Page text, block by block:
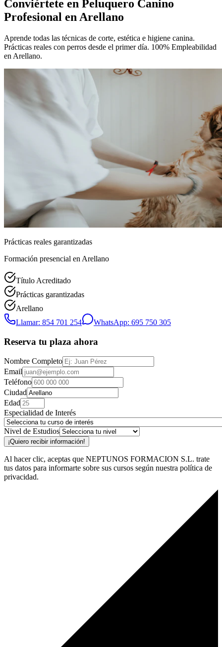
Conviértete en Peluquero Canino
Profesional en Arellano
Aprende todas las técnicas de corte, estética e higiene canina.
Prácticas reales con perros desde el primer día. 100% Empleabilidad
en Arellano.
Prácticas reales garantizadas
Formación presencial en Arellano
Título Acreditado
Prácticas garantizadas
Arellano
Llamar: 854 701 254
WhatsApp: 695 750 305
Reserva tu plaza ahora
Nombre Completo
Email
Teléfono
Ciudad
Edad
Especialidad de Interés
Nivel de Estudios
¡Quiero recibir información!
Al hacer clic, aceptas que NEPTUNOS FORMACION S.L. trate
tus datos para informarte sobre sus cursos según nuestra política de
privacidad.